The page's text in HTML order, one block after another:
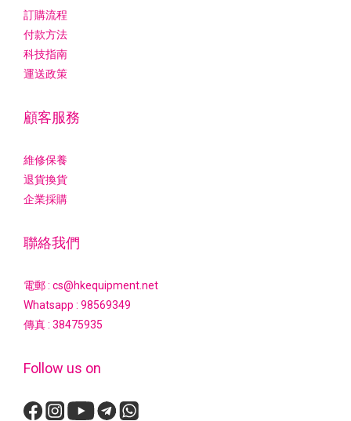
訂購流程
付款方法
科技指南
運送政策
顧客服務
維修保養
退貨換貨
企業採購
聯絡我們
電郵 : cs@hkequipment.net
Whatsapp : 98569349
傳真 : 38475935
Follow us on